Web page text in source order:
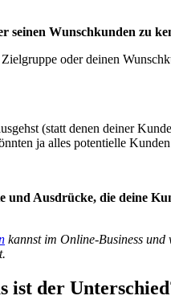
seinen Wunschkunden zu
oder deinen
(statt denen deiner
ja alles potentielle
und Ausdrücke, die deine
kannst im Online-Business
ist der